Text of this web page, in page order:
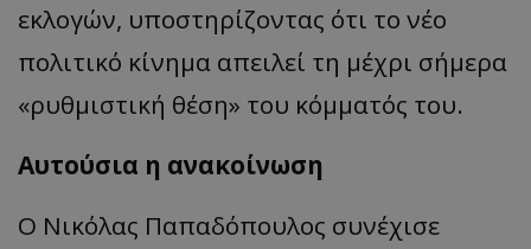
εκλογών, υποστηρίζοντας ότι το νέο
πολιτικό κίνημα απειλεί τη μέχρι σήμερα
«ρυθμιστική θέση» του κόμματός του.
Αυτούσια η ανακοίνωση
Ο Νικόλας Παπαδόπουλος συνέχισε